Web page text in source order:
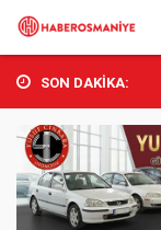
SON DAKİKA:
Orman Yangını